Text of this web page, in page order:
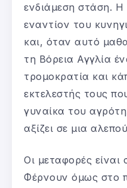
ενδιάμεση στάση. Η
εναντίον του
και, όταν αυτό
τη Βόρεια Αγγλία
τρομοκρατία και
εκτελεστής τους
γυναίκα του
αξίζει σε μια
Οι μεταφορές είναι
Φέρνουν όμως στο